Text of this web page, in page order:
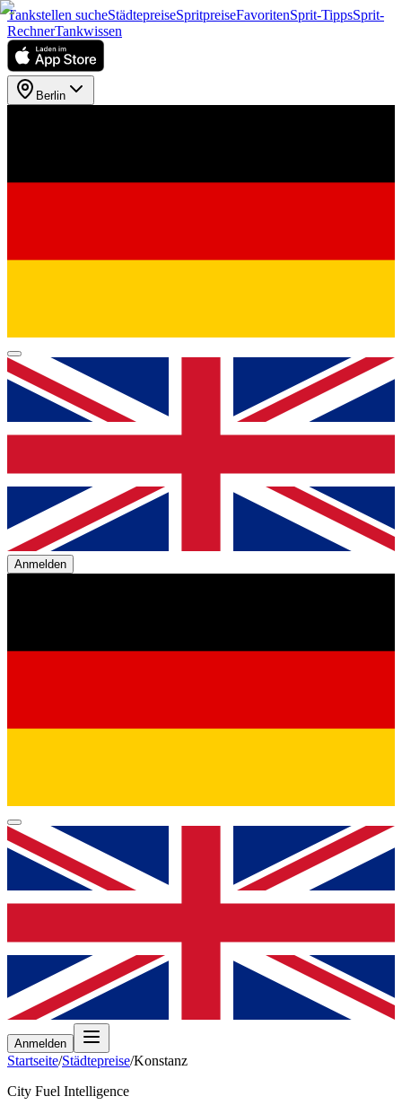
Tankstellen sucheStädtepreiseSpritpreiseFavoritenSprit-TippsSprit-
RechnerTankwissen
Berlin
Anmelden
Anmelden
Startseite/Städtepreise/Konstanz
City Fuel Intelligence